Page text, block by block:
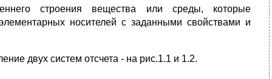
строения вещества или среды, которые
носителей с заданными свойствами и
двух систем отсчета - на рис.1.1 и 1.2.